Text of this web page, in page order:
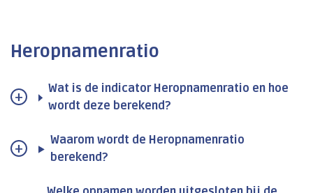
Heropnamenratio
Wat is de indicator Heropnamenratio en hoe
wordt deze berekend?
Waarom wordt de Heropnamenratio
berekend?